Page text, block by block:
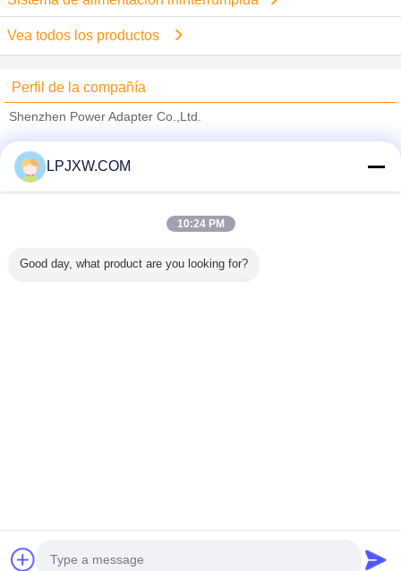
Vea todos los productos
Perfil de la compañía
Shenzhen Power Adapter Co.,Ltd.
Trust Seal
Verified Suplier
Todos los productos
Developed by
LPJXW.COM
10:24 PM
Good day, what product are you looking for?